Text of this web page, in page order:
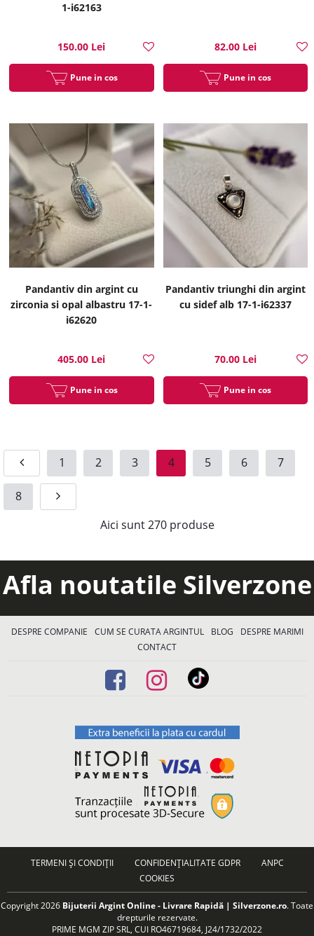
1-i62163
150.00 Lei
Pune in cos
82.00 Lei
Pune in cos
Pandantiv din argint cu
zirconia si opal albastru 17-1-
i62620
405.00 Lei
Pune in cos
Pandantiv triunghi din argint
cu sidef alb 17-1-i62337
70.00 Lei
Pune in cos
1 2 3 4 5 6 7
8
Aici sunt270produse
Afla noutatile Silverzone
DESPRE COMPANIE CUM SE CURATA ARGINTUL BLOG
DESPRE MARIMI
CONTACT
TERMENI ȘI CONDIȚII CONFIDENȚIALITATE GDPR
ANPC
COOKIES
Copyright 2026 Bijuterii Argint Online - Livrare Rapidă | Silverzone.ro. Toate
drepturile rezervate.
PRIME MGM ZIP SRL, CUI RO46719684, J24/1732/2022